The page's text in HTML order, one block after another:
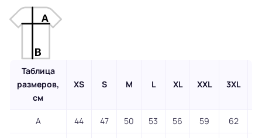
Таблица
размеров,
см
XS S M L XL XXL 3XL
A 44 47 50 53 56 59 62